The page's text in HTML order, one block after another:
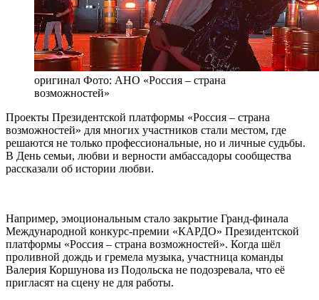
оригинал Фото: АНО «Россия – страна
возможностей»
Проекты Президентской платформы «Россия – страна
возможностей» для многих участников стали местом, где
решаются не только профессиональные, но и личные судьбы.
В День семьи, любви и верности амбассадоры сообщества
рассказали об истории любви.
Например, эмоциональным стало закрытие Гранд-финала
Международной конкурс-премии «КАРДО» Президентской
платформы «Россия – страна возможностей». Когда шёл
проливной дождь и гремела музыка, участница команды
Валерия Коршунова из Подольска не подозревала, что её
пригласят на сцену не для работы.